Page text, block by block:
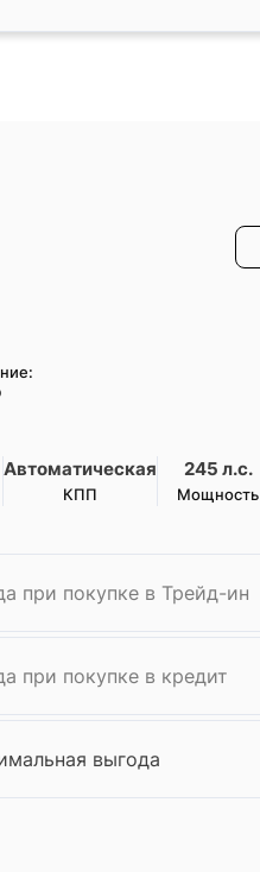
Автоматическая
КПП
245 л.с.
Мощность
при покупке в Трейд-ин
при покупке в кредит
выгода